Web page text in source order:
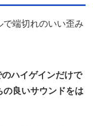
で端切れのいい歪み
ハイゲインだけで
良いサウンドをは